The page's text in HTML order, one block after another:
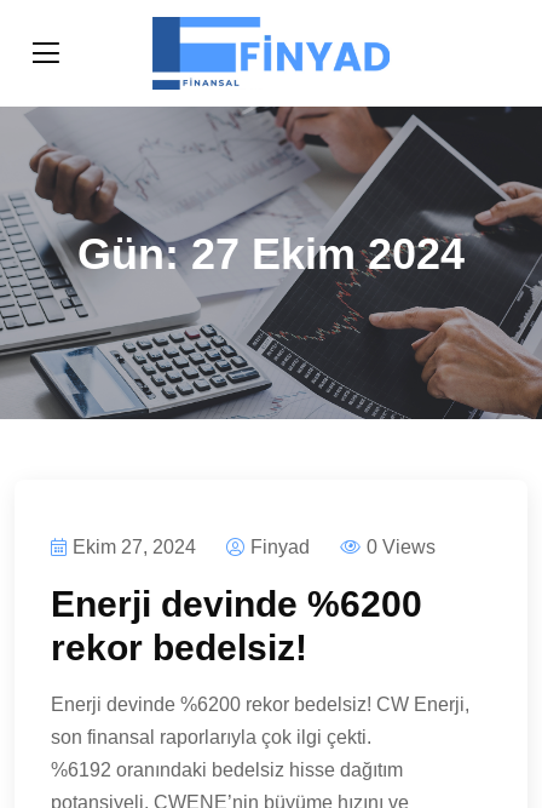
Gün:27 Ekim 2024
Ekim 27, 2024 Finyad 0 Views
Enerji devinde %6200
rekor bedelsiz!
Enerji devinde %6200 rekor bedelsiz! CW Enerji,
son finansal raporlarıyla çok ilgi çekti.
%6192 oranındaki bedelsiz hisse dağıtım
potansiyeli, CWENE’nin büyüme hızını ve